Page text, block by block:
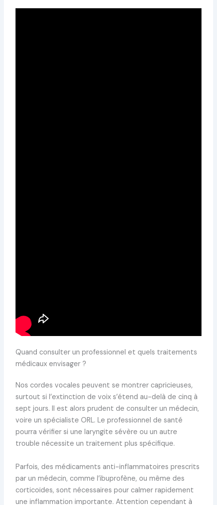
Quand consulter un professionnel et quels traitements
médicaux envisager ?
Nos cordes vocales peuvent se montrer capricieuses,
surtout si l’extinction de voix s’étend au-delà de cinq à
sept jours. Il est alors prudent de consulter un médecin,
voire un spécialiste ORL. Le professionnel de santé
pourra vérifier si une laryngite sévère ou un autre
trouble nécessite un traitement plus spécifique.
Parfois, des médicaments anti-inflammatoires prescrits
par un médecin, comme l’ibuprofène, ou même des
corticoïdes, sont nécessaires pour calmer rapidement
une inflammation importante. Attention cependant à